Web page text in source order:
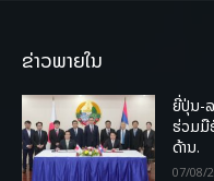
ຂ່າວພາຍໃນ
ຍີ່ປຸ່ນ-
ຮ່ວມມື
ດ້ານ.
07/08/